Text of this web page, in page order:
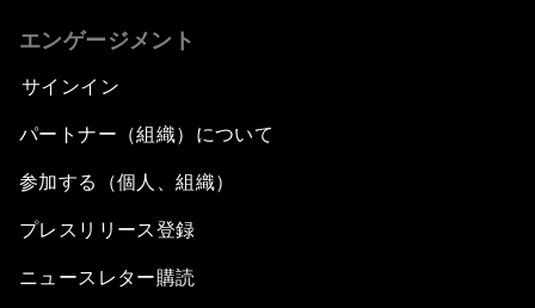
エンゲージメント
サインイン
パートナー（組織）について
参加する（個人、組織）
プレスリリース登録
ニュースレター購読